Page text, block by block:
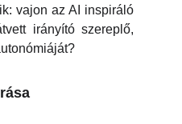
vajon az AI inspiráló
irányító szereplő,